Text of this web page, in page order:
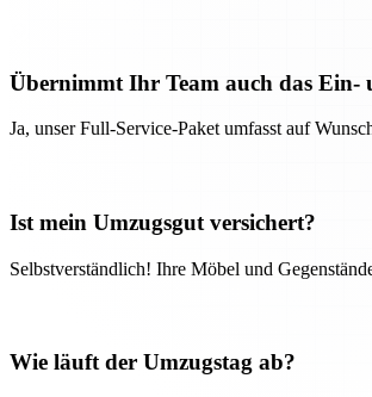
Übernimmt Ihr Team auch das Ein-
Ja, unser Full-Service-Paket umfasst auf
Ist mein Umzugsgut versichert?
Selbstverständlich! Ihre Möbel und
Wie läuft der Umzugstag ab?